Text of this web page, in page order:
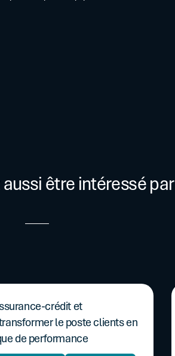
être intéressé par
crédit et
le poste clients en
de performance